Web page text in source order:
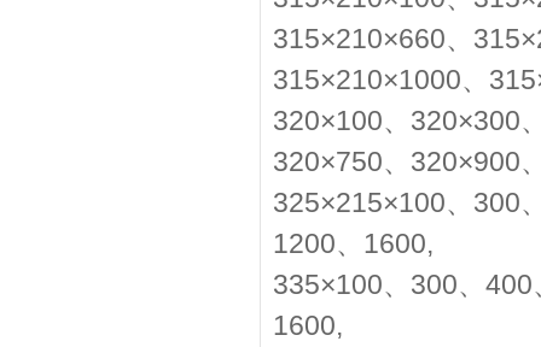
315×210×660、
315×210×1000、
320×100、320×300
320×750、320×900
325×215×100、300
1200、1600,
335×100、300、
1600,